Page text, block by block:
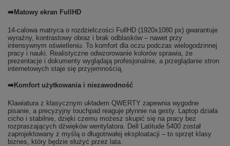
➡️Matowy ekran FullHD
14-calowa matryca o rozdzielczości FullHD (1920x1080 px) gwarantuje
wyraźny, kontrastowy obraz i brak odblasków – nawet przy
intensywnym oświetleniu. To komfort dla oczu podczas wielogodzinnej
pracy i nauki. Realistyczne odwzorowanie kolorów sprawia, że
prezentacje i dokumenty wyglądają profesjonalnie, a przeglądanie stron
internetowych staje się przyjemnością.
➡️Komfort użytkowania i niezawodność
Klawiatura z klasycznym układem QWERTY zapewnia wygodne
pisanie, a precyzyjny touchpad reaguje płynnie na gesty. Laptop działa
cicho i stabilnie, dzięki czemu możesz skupić się na pracy bez
rozpraszających dźwięków wentylatora. Dell Latitude 5400 został
zaprojektowany z myślą o długotrwałej eksploatacji – to sprzęt klasy
biznes, który będzie służyć przez lata.